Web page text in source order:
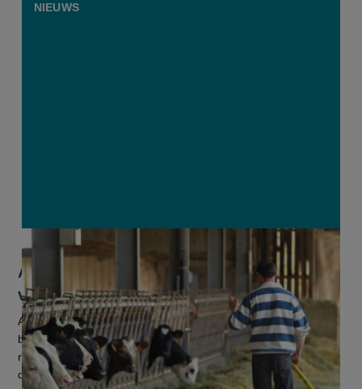
Antwerpse veehouders betalen prijs
voor politieke onenigheid
Antwerpse rundveehouders zullen hun dieren niet tijdelijk
buitengebruik kunnen stellen om aan de verplichte 5%-
reductiedoelstelling te voldoen. Dat liet de Antwerpse
deputatie vandaag weten...
NIEUWS